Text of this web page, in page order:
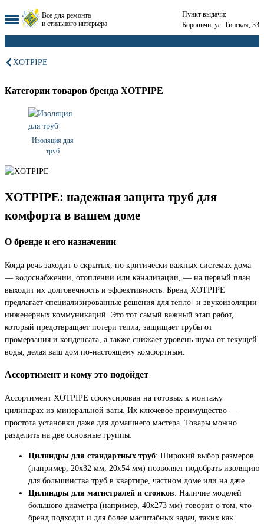
Все для ремонта
и стильного интерьера
Пункт выдачи:
Боровичи, ул. Тинская, 33
XOTPIPE
Категории товаров бренда XOTPIPE
Изоляция для
труб
XOTPIPE: надежная защита труб для
комфорта в вашем доме
О бренде и его назначении
Когда речь заходит о скрытых, но критически важных системах дома
— водоснабжении, отоплении или канализации, — на первый план
выходит их долговечность и эффективность. Бренд XOTPIPE
предлагает специализированные решения для тепло- и звукоизоляции
инженерных коммуникаций. Это тот самый важный этап работ,
который предотвращает потери тепла, защищает трубы от
промерзания и конденсата, а также снижает уровень шума от текущей
воды, делая ваш дом по-настоящему комфортным.
Ассортимент и кому это подойдет
Ассортимент XOTPIPE сфокусирован на готовых к монтажу
цилиндрах из минеральной ваты. Их ключевое преимущество —
простота установки даже для домашнего мастера. Товары можно
разделить на две основные группы:
Цилиндры для стандартных труб: Широкий выбор размеров
(например, 20x32 мм, 20x54 мм) позволяет подобрать изоляцию
для большинства труб в квартире, частном доме или на даче.
Цилиндры для магистралей и стояков: Наличие моделей
большого диаметра (например, 40x273 мм) говорит о том, что
бренд подходит и для более масштабных задач, таких как